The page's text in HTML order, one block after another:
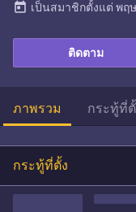
ติดตาม
today เป็นสมาชิกตั้งแต่ พฤ
ภาพรวม กระทู้ที่
กระทู้ที่ตั้ง